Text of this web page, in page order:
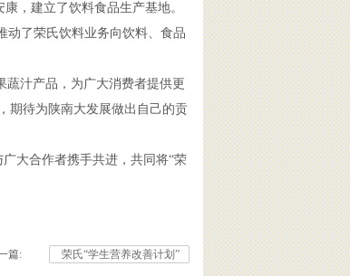
，建立了饮料食品生产基地。
动了荣氏饮料业务向饮料、食品
蔬汁产品，为广大消费者提供更
期待为陕南大发展做出自己的贡
大合作者携手共进，共同将“荣
篇: 荣氏“学生营养改善计划”